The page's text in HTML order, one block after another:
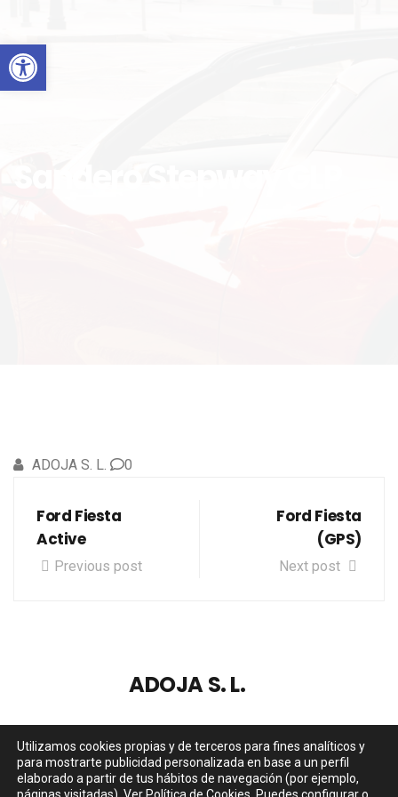
Abrir barra de herramientas
ADOJA S. L. 0
Ford Fiesta
Active
Previous post
Ford Fiesta
(GPS)
Next post
ADOJA S. L.
Utilizamos cookies propias y de terceros para fines analíticos y
para mostrarte publicidad personalizada en base a un perfil
elaborado a partir de tus hábitos de navegación (por ejemplo,